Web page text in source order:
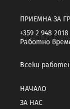
ПРИЕМНА ЗА
+359 2 948 2018
Работно
Всеки
НАЧАЛО
ЗА НАС